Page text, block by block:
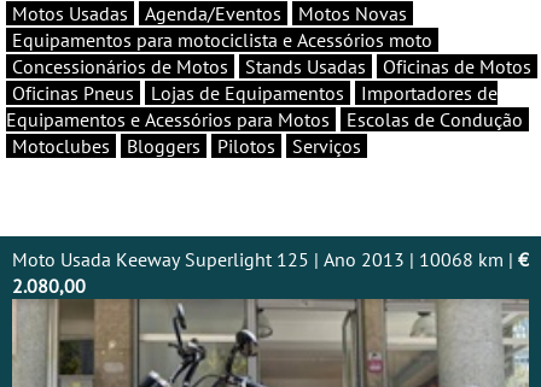
Motos Usadas Agenda/Eventos
Motos Novas
Equipamentos para motociclista e Acessórios moto
Concessionários de Motos
Stands Usadas
Oficinas de Motos
Oficinas Pneus
Lojas de Equipamentos
Importadores de
Equipamentos e Acessórios para Motos
Escolas de Condução
Motoclubes
Bloggers Pilotos Serviços
Moto Usada Keeway Superlight 125 | Ano 2013 | 10068 km | €
2.080,00